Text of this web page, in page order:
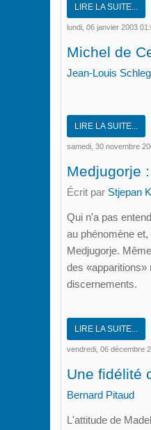
LIRE LA SUITE...
lundi, 06 janvier 2003
Michel de
Jean-Louis
LIRE LA SUITE...
samedi, 30 novembre
Medjugorje
Écrit par Stjepan
Qui n'a pas
au phénomène
Medjugorje.
des «apparitions»
discernements.
LIRE LA SUITE...
vendredi, 06 décembre
Une fidélité
Bernard Pitaud
L'attitude de